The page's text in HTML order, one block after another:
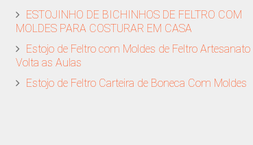
ESTOJINHO DE BICHINHOS DE FELTRO COM
MOLDES PARA COSTURAR EM CASA
Estojo de Feltro com Moldes de Feltro Artesanato
Volta as Aulas
Estojo de Feltro Carteira de Boneca Com Moldes